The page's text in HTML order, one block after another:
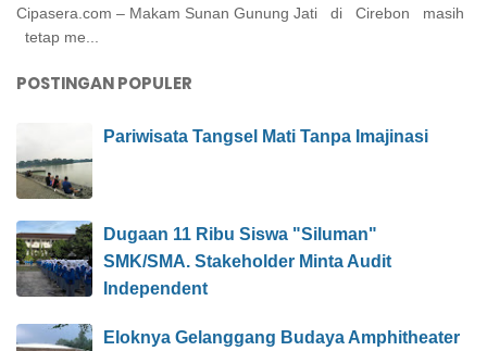
Cipasera.com – Makam Sunan Gunung Jati di Cirebon masih
tetap me...
POSTINGAN POPULER
Pariwisata Tangsel Mati Tanpa Imajinasi
Dugaan 11 Ribu Siswa "Siluman"
SMK/SMA. Stakeholder Minta Audit
Independent
Eloknya Gelanggang Budaya Amphitheater